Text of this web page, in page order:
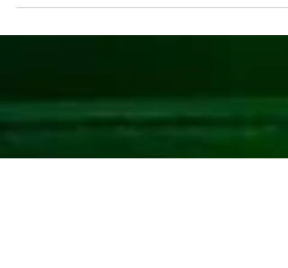
la industria del cannabis. Este 17 de octubre